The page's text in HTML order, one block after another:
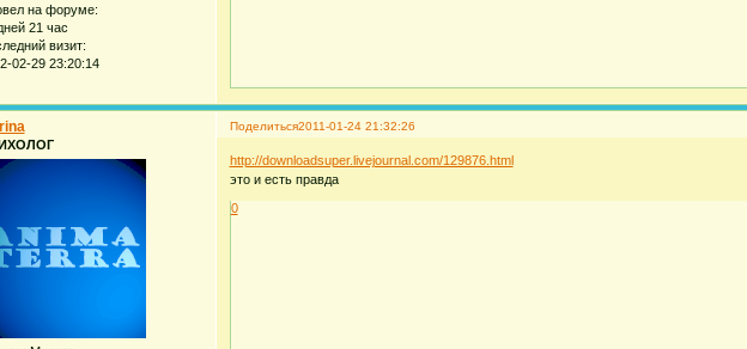
на форуме:
21 час
визит:
02-29 23:20:14
Поделиться2011-01-24 21:32:26
http://downloadsuper.livejournal.com/129876.html
это и есть правда
0